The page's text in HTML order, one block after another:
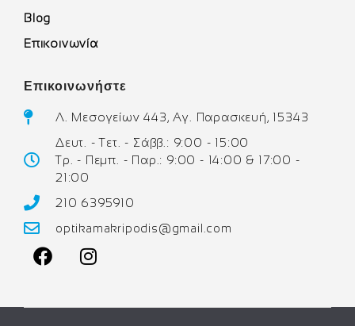
Blog
Επικοινωνία
Επικοινωνήστε
Λ. Μεσογείων 443, Αγ. Παρασκευή, 15343
Δευτ. - Τετ. - Σάββ.: 9:00 - 15:00
Τρ. - Πεμπ. - Παρ.: 9:00 - 14:00 & 17:00 -
21:00
210 6395910
optikamakripodis@gmail.com